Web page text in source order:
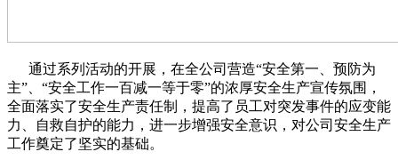
通过系列活动的开展，在全公司营造“安全第一、预防为
主”、“安全工作一百减一等于零”的浓厚安全生产宣传氛围，
全面落实了安全生产责任制，提高了员工对突发事件的应变能
力、自救自护的能力，进一步增强安全意识，对公司安全生产
工作奠定了坚实的基础。